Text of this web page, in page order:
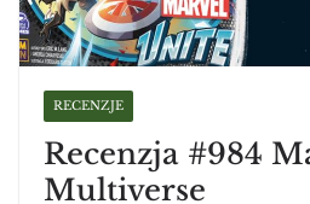
RECENZJE
Recenzja #984
Multiverse